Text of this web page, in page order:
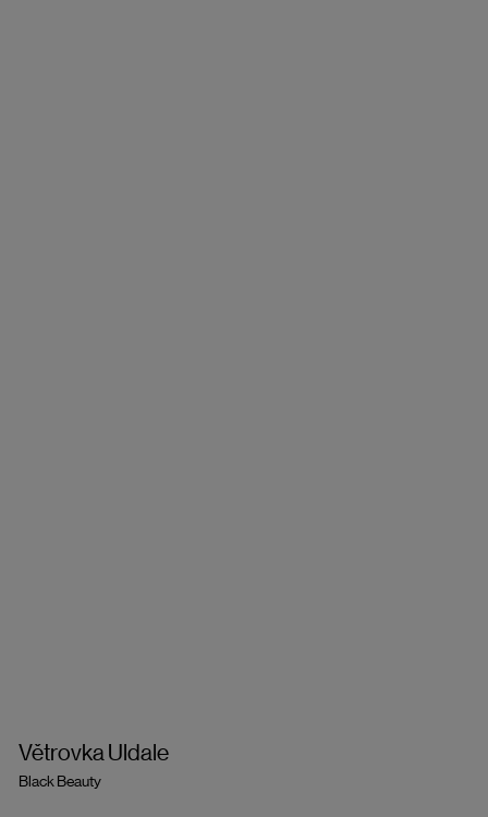
Větrovka Uldale
Black Beauty